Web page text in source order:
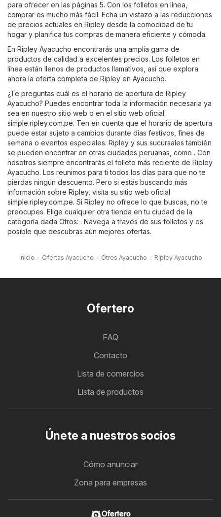
para ofrecer en las páginas 5. Con los folletos en línea,
comprar es mucho más fácil. Echa un vistazo a las reducciones
de precios actuales en Ripley desde la comodidad de tu
hogar y planifica tus compras de manera eficiente y cómoda.
En Ripley Ayacucho encontrarás una amplia gama de
productos de calidad a excelentes precios. Los folletos en
línea están llenos de productos llamativos, así que explora
ahora la oferta completa de Ripley en Ayacucho.
¿Te preguntas cuál es el horario de apertura de Ripley
Ayacucho? Puedes encontrar toda la información necesaria ya
sea en nuestro sitio web o en el sitio web oficial
simple.ripley.com.pe. Ten en cuenta que el horario de apertura
puede estar sujeto a cambios durante días festivos, fines de
semana o eventos especiales. Ripley y sus sucursales también
se pueden encontrar en otras ciudades peruanas, como . Con
nosotros siempre encontrarás el folleto más reciente de Ripley
Ayacucho. Los reunimos para ti todos los días para que no te
pierdas ningún descuento. Pero si estás buscando más
información sobre Ripley, visita su sitio web oficial
simple.ripley.com.pe. Si Ripley no ofrece lo que buscas, no te
preocupes. Elige cualquier otra tienda en tu ciudad de la
categoría dada Otros: . Navega a través de sus folletos y es
posible que descubras aún mejores ofertas.
Inicio Ofertas Ayacucho Otros Ayacucho Ripley Ayacucho
Ofertero
FAQ
Contacto
Lista de comercios
Lista de productos
Únete a nuestros socios
Cómo anunciar
Zona para empresas
Ofertero